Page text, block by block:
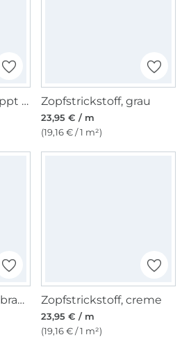
Feinstrickstoff gerippt Stripes, taupe Zopfstrickstoff, grau
23,95 € / m
(19,16 € / 1 m²)
Zopfstrickstoff, hellbraun Zopfstrickstoff, creme
23,95 € / m
(19,16 € / 1 m²)